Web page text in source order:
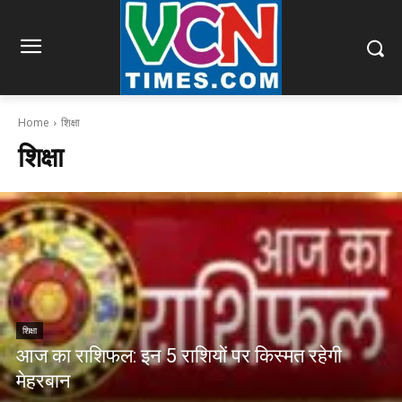
Home शिक्षा
शिक्षा
शिक्षा
आज का राशिफल: इन 5 राशियों पर किस्मत रहेगी
मेहरबान